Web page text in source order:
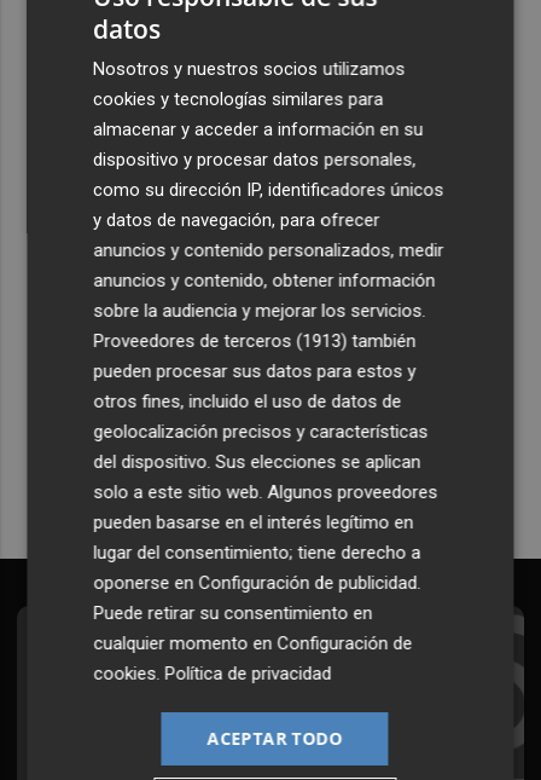
San Javier da viabilidad al nuevo contrato del transporte
324 habitaciones
Estos son los estrenos que abren la cartelera en agosto:
de la comedia 'El último mono' a una nueva entrega de
'La Patrulla Canina'
Recibe toda la actualidad de
Plaza Podcast en tu correo
Quiero suscribirme
Suscríbete al Boletín
¡Quiero suscribirme!
datos
Nosotros y nuestros socios utilizamos
cookies y tecnologías similares para
almacenar y acceder a información en su
dispositivo y procesar datos personales,
como su dirección IP, identificadores únicos
y datos de navegación, para ofrecer
anuncios y contenido personalizados, medir
anuncios y contenido, obtener información
sobre la audiencia y mejorar los servicios.
Proveedores de terceros (1913) también
pueden procesar sus datos para estos y
otros fines, incluido el uso de datos de
geolocalización precisos y características
del dispositivo. Sus elecciones se aplican
solo a este sitio web. Algunos proveedores
pueden basarse en el interés legítimo en
lugar del consentimiento; tiene derecho a
oponerse enConfiguración de publicidad.
Puede retirar su consentimiento en
cualquier momento enConfiguración de
cookies.Política de privacidad
ACEPTAR TODO